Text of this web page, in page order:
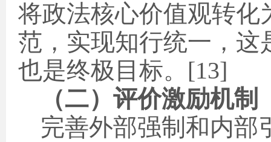
将政法核心价值观转化
范，实现知行统一，这
也是终极目标。 [13]
（二）评价激励机制
完善外部强制和内部